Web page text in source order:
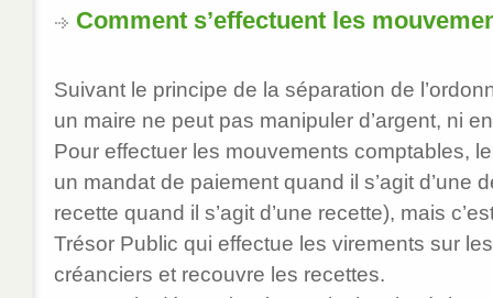
Comment s’effectuent les
Suivant le principe de la séparation de
un maire ne peut pas manipuler d’argent, ni
Pour effectuer les mouvements comptables,
un mandat de paiement quand il s’agit d’une
recette quand il s’agit d’une recette), mais
Trésor Public qui effectue les virements sur
créanciers et recouvre les recettes.